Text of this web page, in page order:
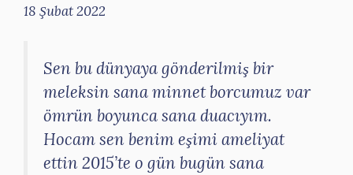
18 Şubat 2022
Sen bu dünyaya gönderilmiş bir
meleksin sana minnet borcumuz var
ömrün boyunca sana duacıyım.
Hocam sen benim eşimi ameliyat
ettin 2015’te o gün bugün sana